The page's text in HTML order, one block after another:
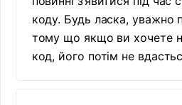
коду. Будь ласка, уважно
тому що якщо ви хочете
код, його потім не